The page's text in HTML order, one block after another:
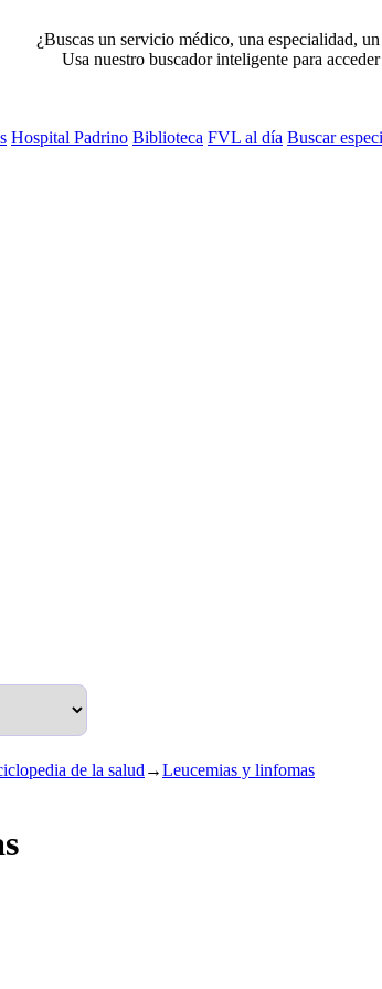
¿Buscas un servicio médico, una especialidad,
Usa nuestro buscador inteligente para
Hospital Padrino Biblioteca FVL al día Buscar
de la salud →Leucemias y linfomas